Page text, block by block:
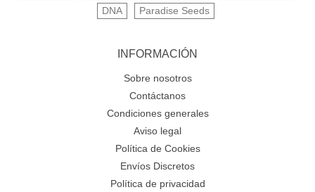
DNA
Paradise Seeds
INFORMACIÓN
Sobre nosotros
Contáctanos
Condiciones generales
Aviso legal
Política de Cookies
Envíos Discretos
Política de privacidad